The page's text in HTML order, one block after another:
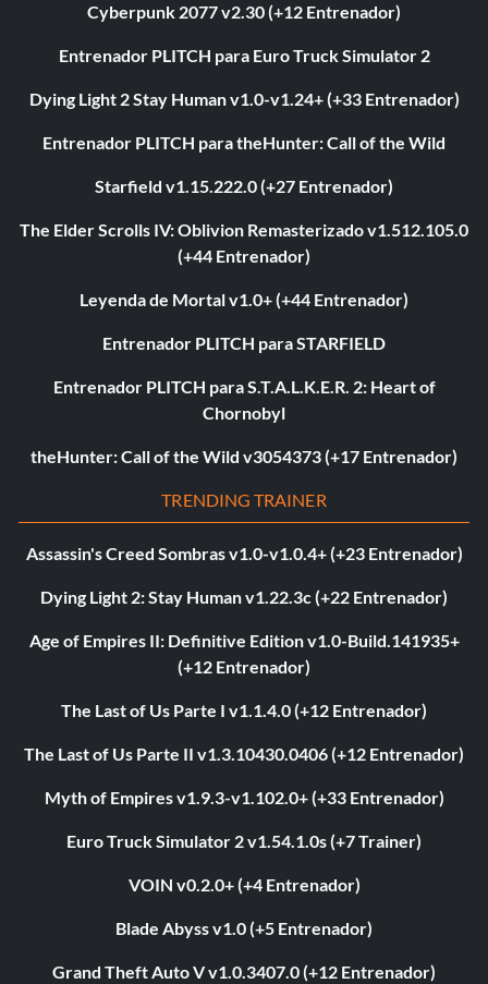
Cyberpunk 2077 v2.30 (+12 Entrenador)
Entrenador PLITCH para Euro Truck Simulator 2
Dying Light 2 Stay Human v1.0-v1.24+ (+33 Entrenador)
Entrenador PLITCH para theHunter: Call of the Wild
Starfield v1.15.222.0 (+27 Entrenador)
The Elder Scrolls IV: Oblivion Remasterizado v1.512.105.0
(+44 Entrenador)
Leyenda de Mortal v1.0+ (+44 Entrenador)
Entrenador PLITCH para STARFIELD
Entrenador PLITCH para S.T.A.L.K.E.R. 2: Heart of
Chornobyl
theHunter: Call of the Wild v3054373 (+17 Entrenador)
TRENDING TRAINER
Assassin's Creed Sombras v1.0-v1.0.4+ (+23 Entrenador)
Dying Light 2: Stay Human v1.22.3c (+22 Entrenador)
Age of Empires II: Definitive Edition v1.0-Build.141935+
(+12 Entrenador)
The Last of Us Parte I v1.1.4.0 (+12 Entrenador)
The Last of Us Parte II v1.3.10430.0406 (+12 Entrenador)
Myth of Empires v1.9.3-v1.102.0+ (+33 Entrenador)
Euro Truck Simulator 2 v1.54.1.0s (+7 Trainer)
VOIN v0.2.0+ (+4 Entrenador)
Blade Abyss v1.0 (+5 Entrenador)
Grand Theft Auto V v1.0.3407.0 (+12 Entrenador)